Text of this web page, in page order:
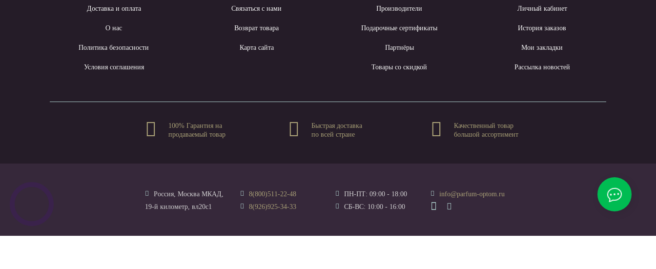
Доставка и оплата
О нас
Политика безопасности
Условия соглашения
Связаться с нами
Возврат товара
Карта сайта
Производители
Подарочные сертификаты
Партнёры
Товары со скидкой
Личный кабинет
История заказов
Мои закладки
Рассылка новостей
100% Гарантия на
продаваемый товар
Быстрая доставка
по всей стране
Качественный товар
большой ассортимент
Россия, Москва МКАД,
19-й километр, вл20с1
8(800)511-22-48
8(926)925-34-33
ПН-ПТ: 09:00 - 18:00
СБ-ВС: 10:00 - 16:00
info@parfum-optom.ru